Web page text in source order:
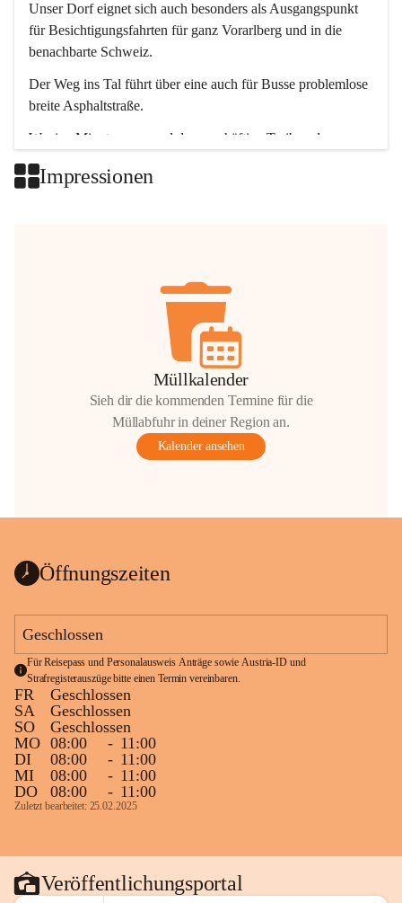
Unser Dorf eignet sich auch besonders als Ausgangspunkt
für Besichtigungsfahrten für ganz Vorarlberg und in die
benachbarte Schweiz.
Der Weg ins Tal führt über eine auch für Busse problemlose
breite Asphaltstraße.
Wenige Minuten nur, und das geschäftige Treiben der
Impressionen
Müllkalender
Sieh dir die kommenden Termine für die
Müllabfuhr in deiner Region an.
Kalender ansehen
Öffnungszeiten
Geschlossen
Für Reisepass und Personalausweis Anträge sowie Austria-ID und
Strafregisterauszüge bitte einen Termin vereinbaren.
FR
Geschlossen
SA
Geschlossen
SO
Geschlossen
MO 08:00 - 11:00
DI
08:00 - 11:00
MI
08:00 - 11:00
DO
08:00 - 11:00
Zuletzt bearbeitet: 25.02.2025
Veröffentlichungsportal